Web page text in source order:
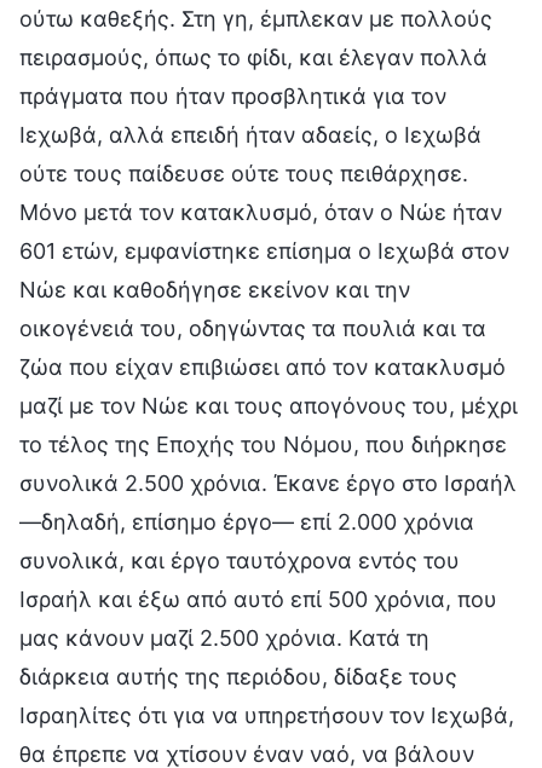
ούτω καθεξής. Στη γη, έμπλεκαν με πολλούς
πειρασμούς, όπως το φίδι, και έλεγαν πολλά
πράγματα που ήταν προσβλητικά για τον
Ιεχωβά, αλλά επειδή ήταν αδαείς, ο Ιεχωβά
ούτε τους παίδευσε ούτε τους πειθάρχησε.
Μόνο μετά τον κατακλυσμό, όταν ο Νώε ήταν
601 ετών, εμφανίστηκε επίσημα ο Ιεχωβά στον
Νώε και καθοδήγησε εκείνον και την
οικογένειά του, οδηγώντας τα πουλιά και τα
ζώα που είχαν επιβιώσει από τον κατακλυσμό
μαζί με τον Νώε και τους απογόνους του, μέχρι
το τέλος της Εποχής του Νόμου, που διήρκησε
συνολικά 2.500 χρόνια. Έκανε έργο στο Ισραήλ
—δηλαδή, επίσημο έργο— επί 2.000 χρόνια
συνολικά, και έργο ταυτόχρονα εντός του
Ισραήλ και έξω από αυτό επί 500 χρόνια, που
μας κάνουν μαζί 2.500 χρόνια. Κατά τη
διάρκεια αυτής της περιόδου, δίδαξε τους
Ισραηλίτες ότι για να υπηρετήσουν τον Ιεχωβά,
θα έπρεπε να χτίσουν έναν ναό, να βάλουν